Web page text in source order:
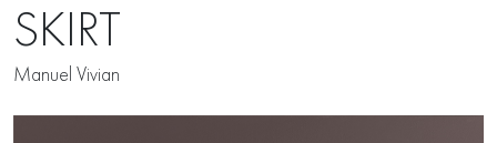
SKIRT
Manuel Vivian